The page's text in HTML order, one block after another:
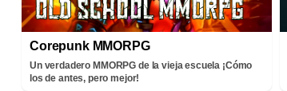
Corepunk MMORPG
Un verdadero MMORPG de la vieja escuela ¡Cómo
los de antes, pero mejor!